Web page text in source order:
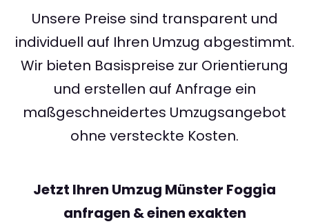
Unsere Preise sind transparent und
individuell auf Ihren Umzug abgestimmt.
Wir bieten Basispreise zur Orientierung
und erstellen auf Anfrage ein
maßgeschneidertes Umzugsangebot
ohne versteckte Kosten.
Jetzt Ihren Umzug Münster Foggia
anfragen & einen exakten